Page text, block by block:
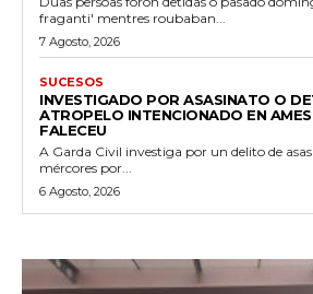
fraganti' mentres roubaban...
7 Agosto, 2026
SUCESOS
INVESTIGADO POR ASASINATO O
ATROPELO INTENCIONADO EN
FALECEU
A Garda Civil investiga por un delito de
mércores por...
6 Agosto, 2026